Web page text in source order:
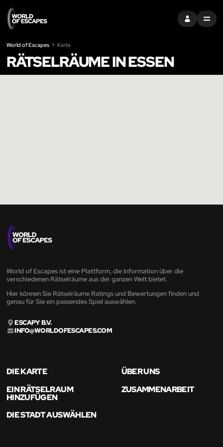
EINTRAGEN
MENU
World of Escapes Karte
RÄTSELRÄUME IN ESSEN
World of Escapes ist eine Plattform, die Information über die
verschiedenen Rätselräume aus der ganzen Welt bietet.
Hier können Sie Rätselräume Ratings und Bewertungen finden und
genau für Sie ein passendes Spiel auswählen.
ESCAPY B.V.
INFO@WORLDOFESCAPES.COM
DIE KARTE
ÜBER UNS
EIN RÄTSELRAUM
HINZUFÜGEN
ZUSAMMENARBEIT
DIE STADT AUSWÄHLEN